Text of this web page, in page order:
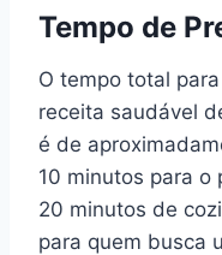
Tempo de
O tempo total
receita saudável
é de
10 minutos para o
20 minutos de
para quem busca